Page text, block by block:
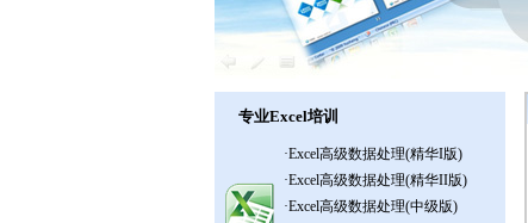
专业Excel培训
·Excel高级数据处理(精华I版)
·Excel高级数据处理(精华II版)
·Excel高级数据处理(中级版)